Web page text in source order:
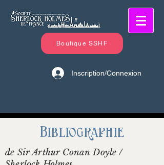
Boutique SSHF
Inscription/Connexion
Bibliographie
de Sir Arthur Conan Doyle /